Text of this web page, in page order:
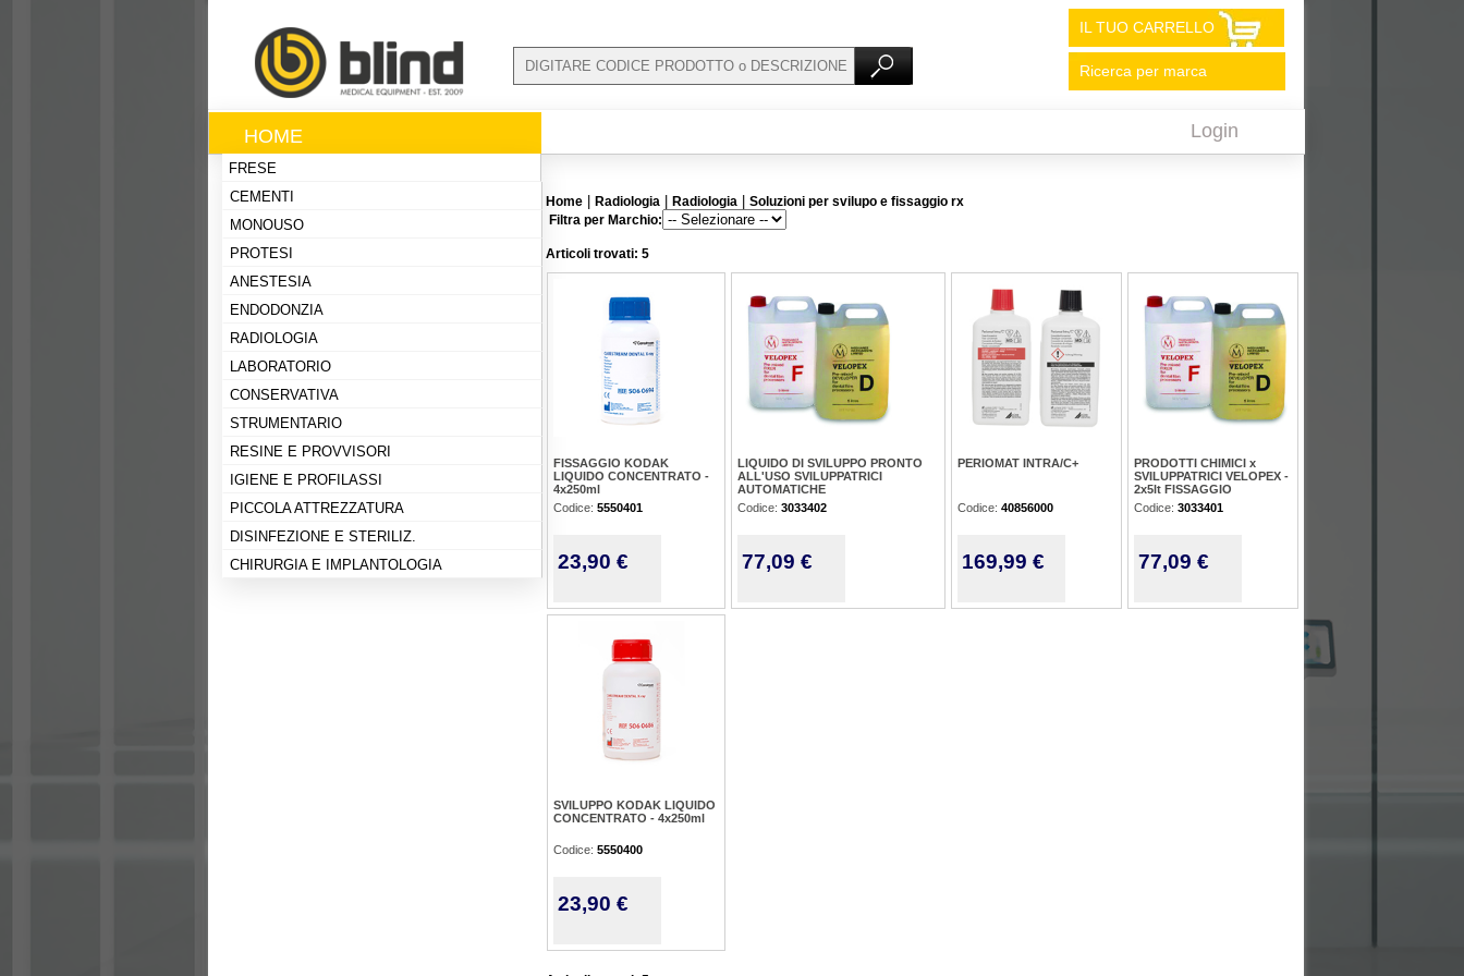
IL TUO CARRELLO
Ricerca per marca
HOME
FRESE
CEMENTI
MONOUSO
PROTESI
ANESTESIA
ENDODONZIA
RADIOLOGIA
LABORATORIO
CONSERVATIVA
STRUMENTARIO
RESINE E PROVVISORI
IGIENE E PROFILASSI
PICCOLA ATTREZZATURA
DISINFEZIONE E STERILIZ.
CHIRURGIA E IMPLANTOLOGIA
Login
Home Radiologia Radiologia
Soluzioni per svilupo e fissaggio rx
Filtra per Marchio:
Articoli trovati: 5
FISSAGGIO KODAK
LIQUIDO CONCENTRATO -
4x250ml
Codice: 5550401
23,90 €
LIQUIDO DI SVILUPPO PRONTO
ALL'USO SVILUPPATRICI
AUTOMATICHE
Codice: 3033402
77,09 €
PERIOMAT INTRA/C+
Codice: 40856000
169,99 €
PRODOTTI CHIMICI x
SVILUPPATRICI VELOPEX -
2x5lt FISSAGGIO
Codice: 3033401
77,09 €
SVILUPPO KODAK LIQUIDO
CONCENTRATO - 4x250ml
Codice: 5550400
23,90 €